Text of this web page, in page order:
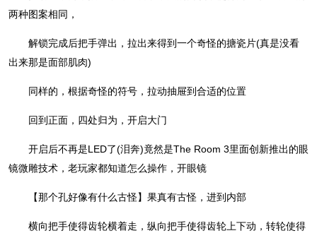
两种图案相同，
解锁完成后把手弹出，拉出来得到一个奇怪的搪瓷片(真是没看
出来那是面部肌肉)
同样的，根据奇怪的符号，拉动抽屉到合适的位置
回到正面，四处归为，开启大门
开启后不再是LED了(泪奔)竟然是The Room 3里面创新推出的眼
镜微雕技术，老玩家都知道怎么操作，开眼镜
【那个孔好像有什么古怪】果真有古怪，进到内部
横向把手使得齿轮横着走，纵向把手使得齿轮上下动，转轮使得